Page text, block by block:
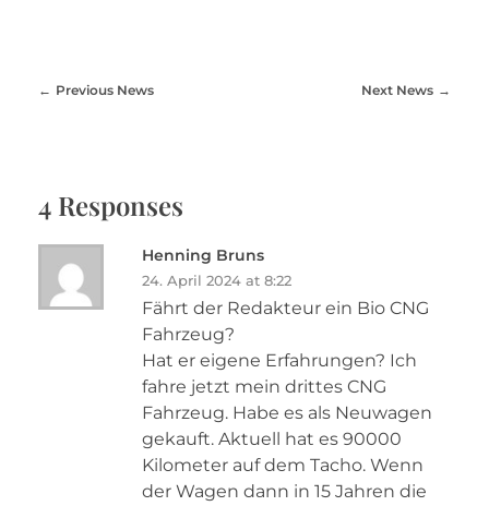
Previous News Next News
4 Responses
Henning Bruns
24. April 2024 at 8:22
Fährt der Redakteur ein Bio CNG
Fahrzeug?
Hat er eigene Erfahrungen? Ich
fahre jetzt mein drittes CNG
Fahrzeug. Habe es als Neuwagen
gekauft. Aktuell hat es 90000
Kilometer auf dem Tacho. Wenn
der Wagen dann in 15 Jahren die